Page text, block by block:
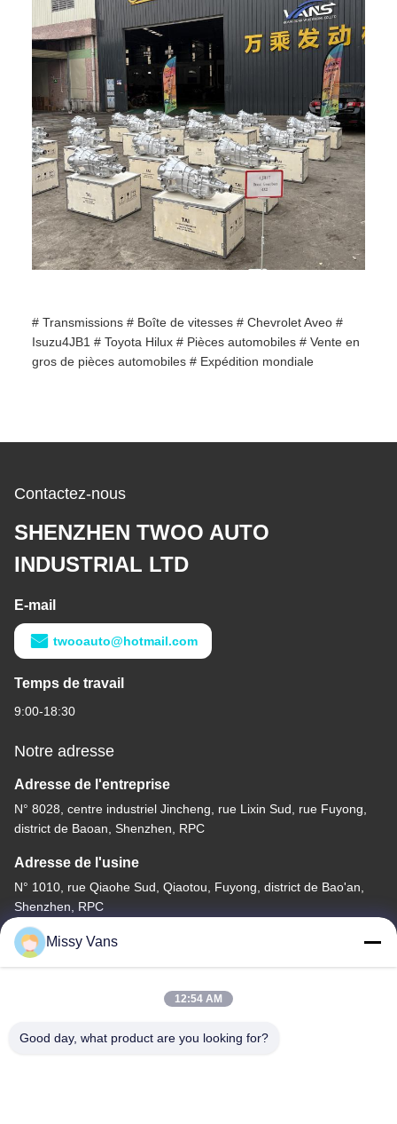
# Transmissions # Boîte de vitesses # Chevrolet Aveo #
Isuzu4JB1 # Toyota Hilux # Pièces automobiles # Vente en
gros de pièces automobiles # Expédition mondiale
Contactez-nous
SHENZHEN TWOO AUTO
INDUSTRIAL LTD
E-mail
twooauto@hotmail.com
Temps de travail
9:00-18:30
Notre adresse
Adresse de l'entreprise
N° 8028, centre industriel Jincheng, rue Lixin Sud, rue Fuyong,
district de Baoan, Shenzhen, RPC
Adresse de l'usine
N° 1010, rue Qiaohe Sud, Qiaotou, Fuyong, district de Bao'an,
Shenzhen, RPC
Tél
+86-185-7643-6547
Missy Vans
12:54 AM
Good day, what product are you looking for?